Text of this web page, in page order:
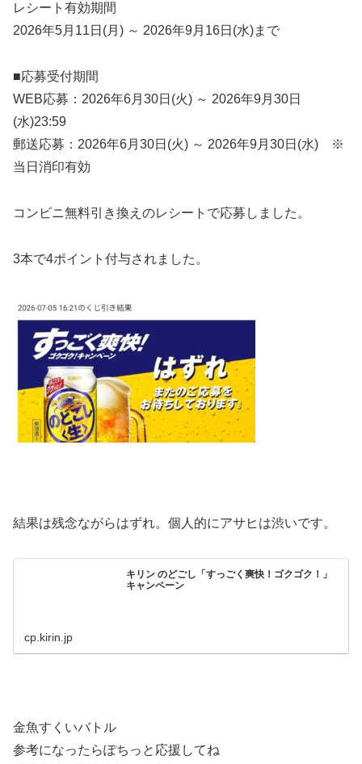
レシート有効期間
2026年5月11日(月) ～ 2026年9月16日(水)まで
■応募受付期間
WEB応募：2026年6月30日(火) ～ 2026年9月30日
(水)23:59
郵送応募：2026年6月30日(火) ～ 2026年9月30日(水) ※
当日消印有効
コンビニ無料引き換えのレシートで応募しました。
3本で4ポイント付与されました。
結果は残念ながらはずれ。個人的にアサヒは渋いです。
キリン のどごし「すっごく爽快！ゴクゴク！」
キャンペーン
cp.kirin.jp
金魚すくいバトル
参考になったらぽちっと応援してね